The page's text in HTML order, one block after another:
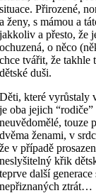
situace. Přirozené,
a ženy, s mámou a
jakkoliv a přesto, že
ochuzená, o něco
chce tvářit, že takhle
dětské duši.
Děti, které vyrůstaly
je oba jejich
neuvědomělé, touze
dvěma ženami, v
že v případě
neslyšitelný křik
teprve další
nepřiznaných ztrát…